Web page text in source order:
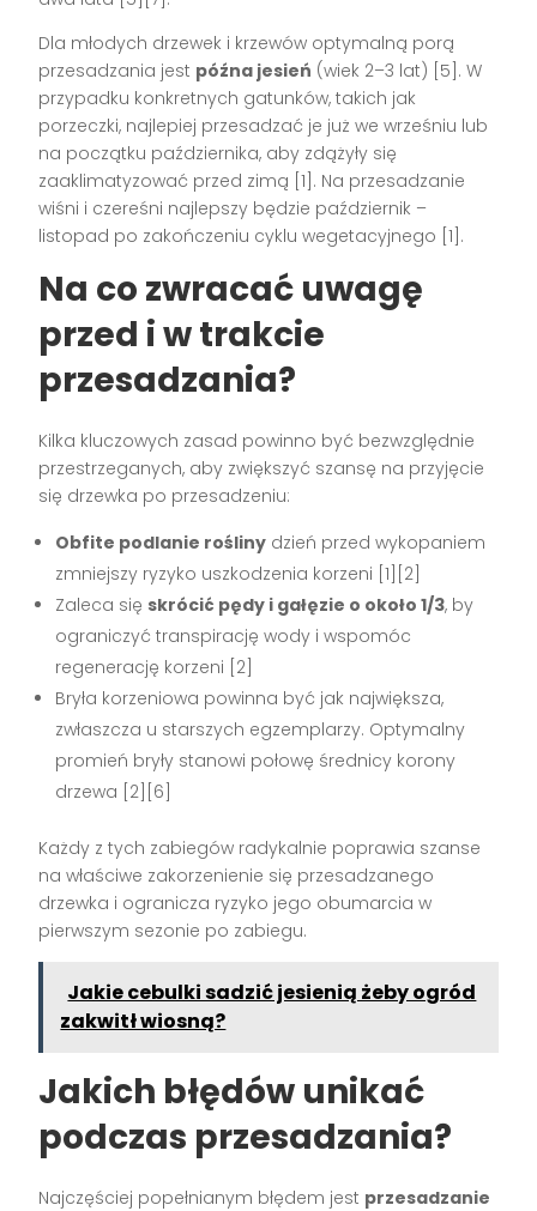
Dla młodych drzewek i krzewów optymalną porą
przesadzania jest późna jesień (wiek 2–3 lat) [5] . W
przypadku konkretnych gatunków, takich jak
porzeczki, najlepiej przesadzać je już we wrześniu lub
na początku października, aby zdążyły się
zaaklimatyzować przed zimą [1] . Na przesadzanie
wiśni i czereśni najlepszy będzie październik –
listopad po zakończeniu cyklu wegetacyjnego [1] .
Na co zwracać uwagę
przed i w trakcie
przesadzania?
Kilka kluczowych zasad powinno być bezwzględnie
przestrzeganych, aby zwiększyć szansę na przyjęcie
się drzewka po przesadzeniu:
Obfite podlanie rośliny dzień przed wykopaniem
zmniejszy ryzyko uszkodzenia korzeni [1][2]
Zaleca się skrócić pędy i gałęzie o około 1/3, by
ograniczyć transpirację wody i wspomóc
regenerację korzeni [2]
Bryła korzeniowa powinna być jak największa,
zwłaszcza u starszych egzemplarzy. Optymalny
promień bryły stanowi połowę średnicy korony
drzewa [2][6]
Każdy z tych zabiegów radykalnie poprawia szanse
na właściwe zakorzenienie się przesadzanego
drzewka i ogranicza ryzyko jego obumarcia w
pierwszym sezonie po zabiegu.
Jakie cebulki sadzić jesienią żeby ogród
zakwitł wiosną?
Jakich błędów unikać
podczas przesadzania?
Najczęściej popełnianym błędem jest przesadzanie